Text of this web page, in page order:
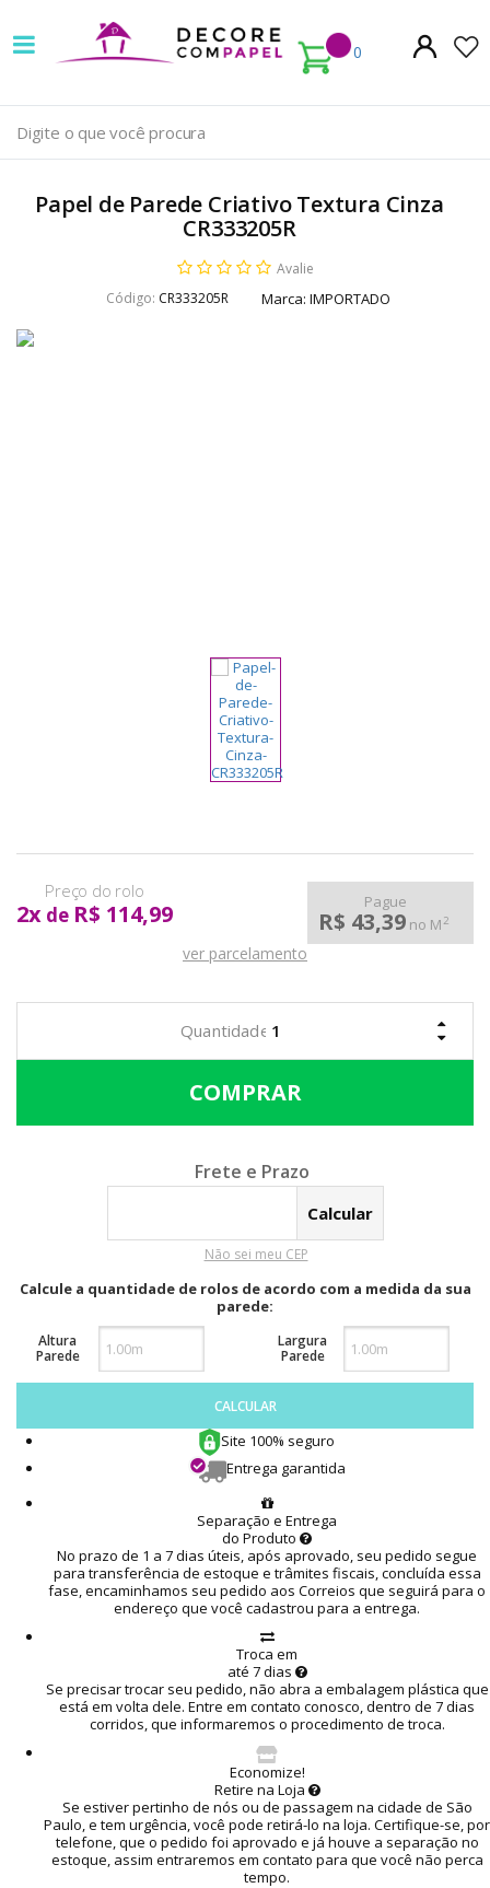
0
Decore
com
papel
é
pioneira
venda
Papel de Parede Criativo Textura Cinza
CR333205R
Avalie
Código: CR333205R Marca: IMPORTADO
2x de R$ 114,99 Pague
R$ 43,39 no M2
ver parcelamento
Calcular o Frete
Não sei meu CEP
Calcule a quantidade de rolos de acordo com a medida da sua
parede:
Altura
Parede
Largura
Parede
CALCULAR
Site 100% seguro
Entrega garantida
Separação e Entrega
do Produto
No prazo de 1 a 7 dias úteis, após aprovado, seu pedido segue
para transferência de estoque e trâmites fiscais, concluída essa
fase, encaminhamos seu pedido aos Correios que seguirá para o
endereço que você cadastrou para a entrega.
Troca em
até 7 dias
Se precisar trocar seu pedido, não abra a embalagem plástica que
está em volta dele. Entre em contato conosco, dentro de 7 dias
corridos, que informaremos o procedimento de troca.
Economize!
Retire na Loja
Se estiver pertinho de nós ou de passagem na cidade de São
Paulo, e tem urgência, você pode retirá-lo na loja. Certifique-se, por
telefone, que o pedido foi aprovado e já houve a separação no
estoque, assim entraremos em contato para que você não perca
tempo.